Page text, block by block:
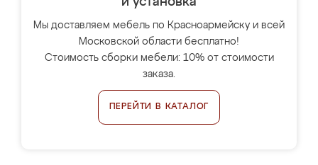
Мы доставляем мебель по Красноармейску и всей
Московской области бесплатно!
Стоимость сборки мебели: 10% от стоимости
заказа.
ПЕРЕЙТИ В КАТАЛОГ